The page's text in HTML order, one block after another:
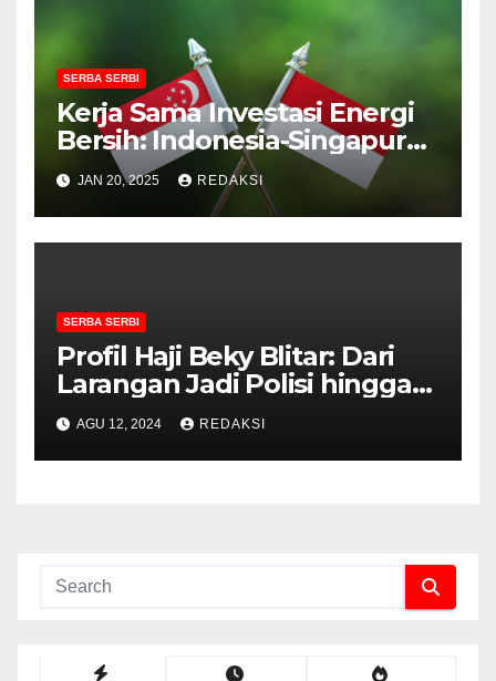
SERBA SERBI
Kerja Sama Investasi Energi
Bersih: Indonesia-Singapura
Perkuat Kolaborasi
JAN 20, 2025 REDAKSI
SERBA SERBI
Profil Haji Beky Blitar: Dari
Larangan Jadi Polisi hingga
Crazy Rich Sukses dan Viral
AGU 12, 2024 REDAKSI